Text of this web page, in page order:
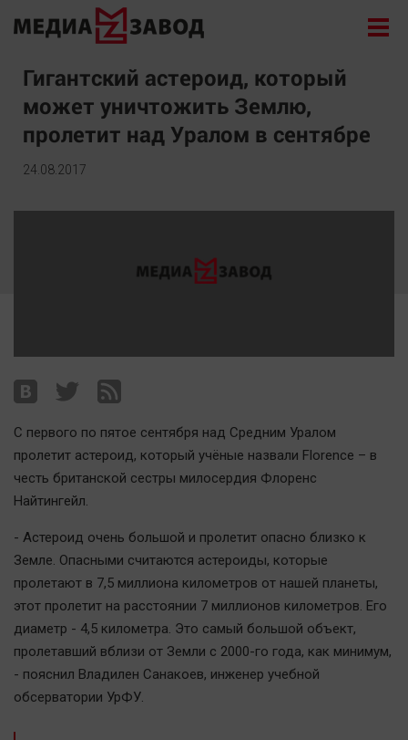
Новости
Экономика
Происшествия
Общество
Архив
Наша победа
Общество
Политика
Экономика
Происшествия
Здоровье
Культура
Курилка
Спорт
Гигантский астероид, который
может уничтожить Землю,
пролетит над Уралом в сентябре
24.08.2017
С первого по пятое сентября над Средним Уралом
пролетит астероид, который учёные назвали Florence – в
честь британской сестры милосердия Флоренс
Найтингейл.
- Астероид очень большой и пролетит опасно близко к
Земле. Опасными считаются астероиды, которые
пролетают в 7,5 миллиона километров от нашей планеты,
этот пролетит на расстоянии 7 миллионов километров. Его
диаметр - 4,5 километра. Это самый большой объект,
пролетавший вблизи от Земли с 2000-го года, как минимум,
- пояснил Владилен Санакоев, инженер учебной
обсерватории УрФУ.